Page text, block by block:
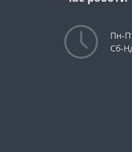
Пн-
Сб-